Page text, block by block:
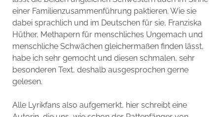
einer Familienzusammenführung paktieren. Wie sie
dabei sprachlich und im Deutschen für sie, Franziska
Hüther, Methapern für menschliches Ungemach und
menschliche Schwächen gleichermaßen finden lässt,
habe ich sehr gemocht und diesen schmalen, sehr
besonderen Text, deshalb ausgesprochen gerne
gelesen.
Alle Lyrikfans also aufgemerkt, hier schreibt eine